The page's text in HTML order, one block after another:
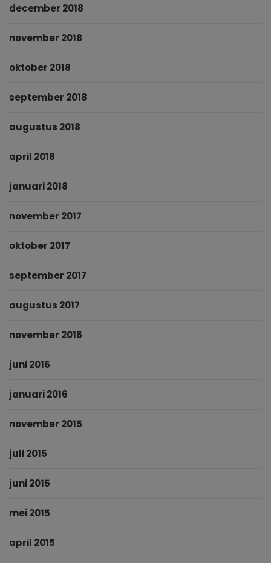
december 2018
november 2018
oktober 2018
september 2018
augustus 2018
april 2018
januari 2018
november 2017
oktober 2017
september 2017
augustus 2017
november 2016
juni 2016
januari 2016
november 2015
juli 2015
juni 2015
mei 2015
april 2015